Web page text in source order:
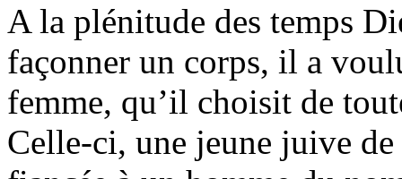
A la plénitude des temps
façonner un corps, il a
femme, qu’il choisit de
Celle-ci, une jeune juive